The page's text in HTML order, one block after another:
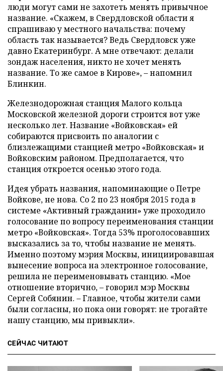
люди могут сами не захотеть менять привычное
название. «Скажем, в Свердловской области я
спрашиваю у местного начальства: почему
область так называется? Ведь Свердловск уже
давно Екатеринбург. А мне отвечают: делали
зондаж населения, никто не хочет менять
название. То же самое в Кирове», – напомнил
Блинкин.
Железнодорожная станция Малого кольца
Московской железной дороги строится вот уже
несколько лет. Название «Войковская» ей
собираются присвоить по аналогии с
близлежащими станцией метро «Войковская» и
Войковским районом. Предполагается, что
станция откроется осенью этого года.
Идея убрать названия, напоминающие о Петре
Войкове, не нова. Со 2 по 23 ноября 2015 года в
системе «Активный гражданин» уже проходило
голосование по вопросу переименования станции
метро «Войковская». Тогда 53% проголосовавших
высказались за то, чтобы название не менять.
Именно поэтому мэрия Москвы, инициировавшая
вынесение вопроса на электронное голосование,
решила не переименовывать станцию. «Мое
отношение вторично, – говорил мэр Москвы
Сергей Собянин. – Главное, чтобы жители сами
были согласны, но пока они говорят: не трогайте
нашу станцию, мы привыкли».
СЕЙЧАС ЧИТАЮТ